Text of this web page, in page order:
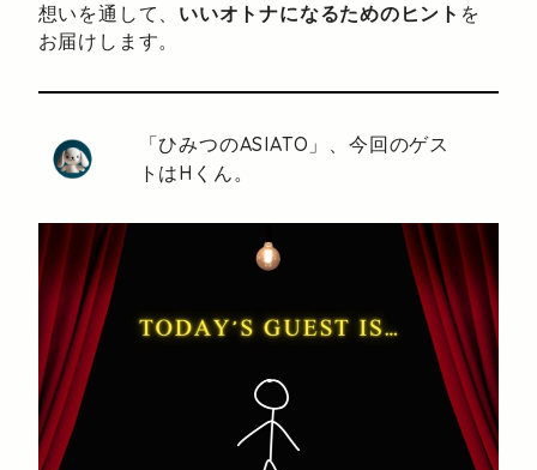
想いを通して、 いいオトナになるためのヒント を
お届けします。
「ひみつのASIATO」、今回のゲス
トはHくん。